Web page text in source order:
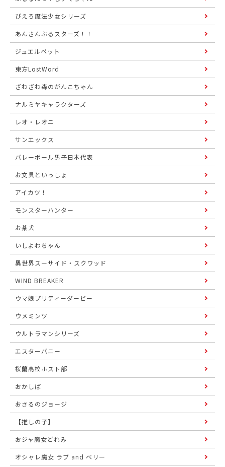
ぴえろ魔法少女シリーズ
あんさんぶるスターズ！！
ジュエルペット
東方LostWord
ざわざわ森のがんこちゃん
ナルミヤキャラクターズ
レオ・レオニ
サンエックス
バレーボール男子日本代表
お文具といっしょ
アイカツ！
モンスターハンター
お茶犬
いしよわちゃん
異世界スーサイド・スクワッド
WIND BREAKER
ウマ娘プリティーダービー
ウメミンツ
ウルトラマンシリーズ
エスターバニー
桜蘭高校ホスト部
おかしば
おさるのジョージ
【推しの子】
おジャ魔女どれみ
オシャレ魔女 ラブ and ベリー